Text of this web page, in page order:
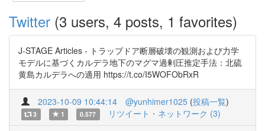
Twitter (3 users, 4 posts, 1 favorites)
J-STAGE Articles - トラップドア断層破壊の観測および力学
モデルに基づくカルデラ地下のマグマ過剰圧推定手法：北硫
黄島カルデラへの適用 https://t.co/I5WOFObRxR
2023-10-09 10:44:14 @yunhimer1025 (投稿一覧)
3 1 0.577 リツイート・ネットワーク (3)